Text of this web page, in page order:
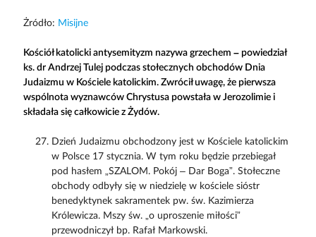
Żródło: Misijne
Kościół katolicki antysemityzm nazywa grzechem – powiedział
ks. dr Andrzej Tulej podczas stołecznych obchodów Dnia
Judaizmu w Kościele katolickim. Zwrócił uwagę, że pierwsza
wspólnota wyznawców Chrystusa powstała w Jerozolimie i
składała się całkowicie z Żydów.
Dzień Judaizmu obchodzony jest w Kościele katolickim
w Polsce 17 stycznia. W tym roku będzie przebiegał
pod hasłem „SZALOM. Pokój – Dar Boga”. Stołeczne
obchody odbyły się w niedzielę w kościele sióstr
benedyktynek sakramentek pw. św. Kazimierza
Królewicza. Mszy św. „o uproszenie miłości”
przewodniczył bp. Rafał Markowski.